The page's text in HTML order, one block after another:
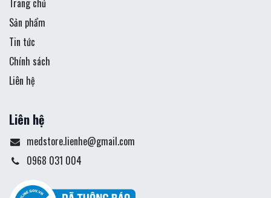
Trang chủ
Sản phẩm
Tin tức
Chính sách
Liên hệ
Liên hệ
medstore.lienhe@gmail.com
0968 031 004